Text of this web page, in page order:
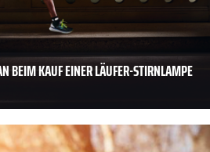
BEIM KAUF EINER LÄUFER-STIRNLAMPE